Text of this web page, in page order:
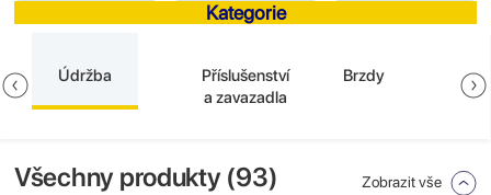
Kategorie
Údržba
Příslušenství
a zavazadla
Brzdy
Všechny produkty (93) Zobrazit vše